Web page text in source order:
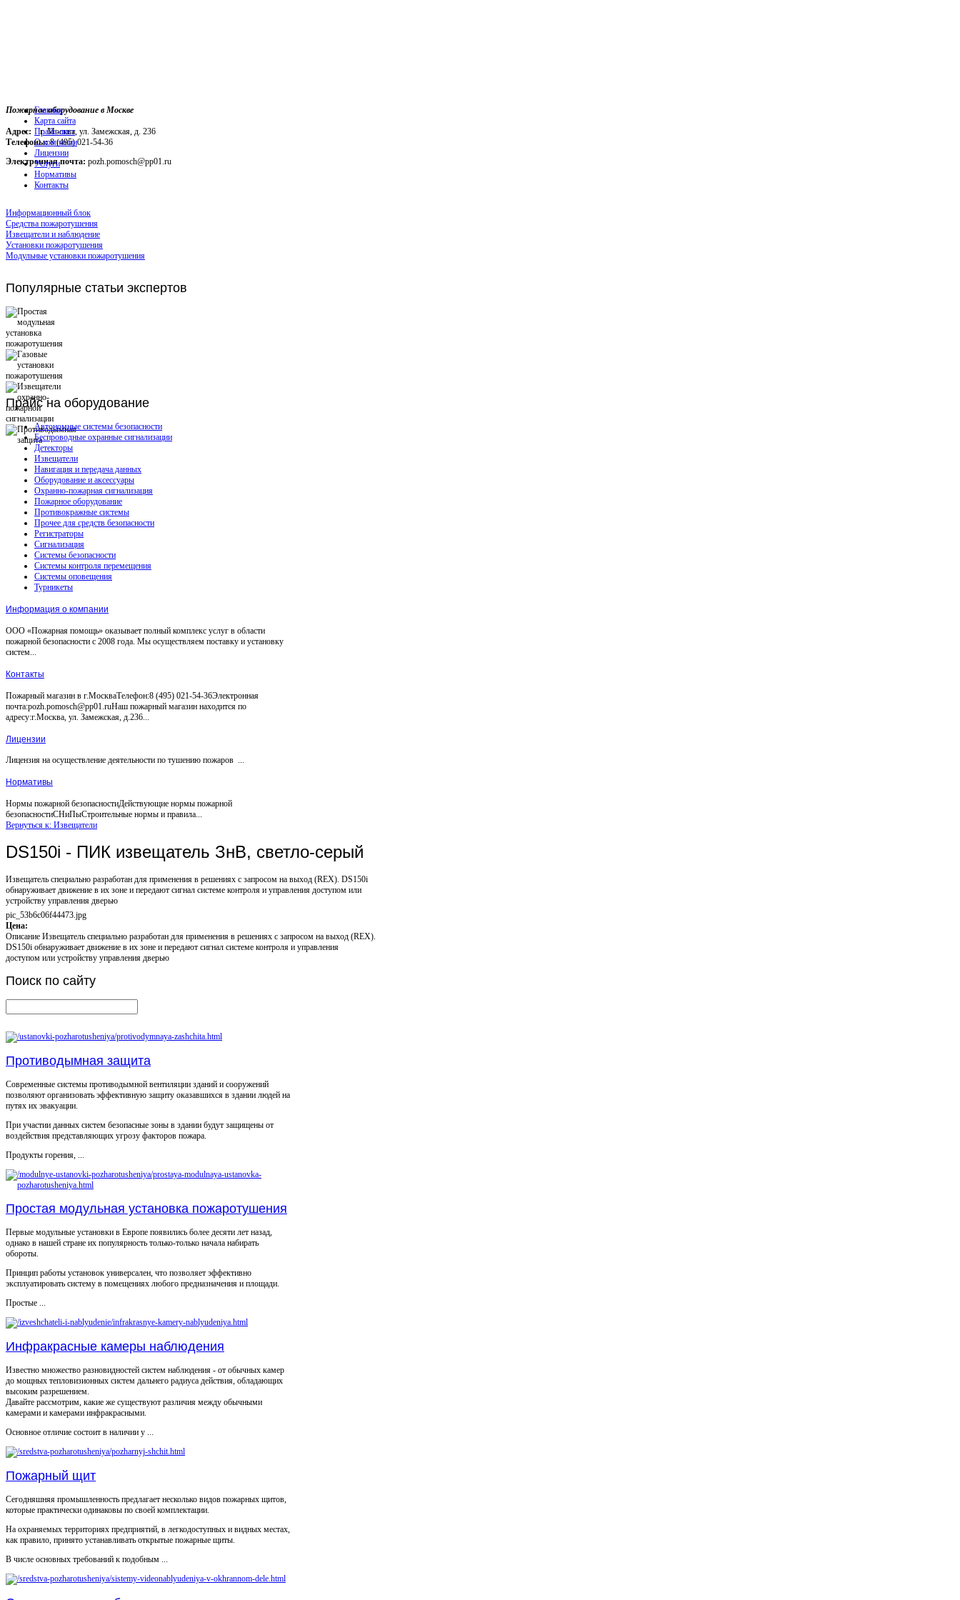
Пожарное оборудование в Москве
Адрес: г. Москва, ул. Замежская, д. 236
Телефоны:8 (495) 021-54-36
Электронная почта: pozh.pomosch@pp01.ru
Главная
Карта сайта
Прайс-лист
О компании
Лицензии
Услуги
Нормативы
Контакты
Информационный блок
Средства пожаротушения
Извещатели и наблюдение
Установки пожаротушения
Модульные установки пожаротушения
Популярные статьи экспертов
Прайсна оборудование
Автономные системы безопасности
Беспроводные охранные сигнализации
Детекторы
Извещатели
Навигация и передача данных
Оборудование и аксессуары
Охранно-пожарная сигнализация
Пожарное оборудование
Противокражные системы
Прочее для средств безопасности
Регистраторы
Сигнализация
Системы безопасности
Системы контроля перемещения
Системы оповещения
Турникеты
Информация о компании
ООО «Пожарная помощь» оказывает полный комплекс услуг в области
пожарной безопасности с 2008 года. Мы осуществляем поставку и установку
систем...
Контакты
Пожарный магазин в г.МоскваТелефон:8 (495) 021-54-36Электронная
почта:pozh.pomosch@pp01.ruНаш пожарный магазин находится по
адресу:г.Москва, ул. Замежская, д.236...
Лицензии
Лицензия на осуществление деятельности по тушению пожаров ...
Нормативы
Нормы пожарной безопасностиДействующие нормы пожарной
безопасностиСНиПыСтроительные нормы и правила...
Вернуться к: Извещатели
DS150i - ПИК извещатель ЗнВ, светло-серый
Извещатель специально разработан для применения в решениях с запросом на выход (REX). DS150i
обнаруживает движение в их зоне и передают сигнал системе контроля и управления доступом или
устройству управления дверью
pic_53b6c06f44473.jpg
Цена:
Описание Извещатель специально разработан для применения в решениях с запросом на выход (REX).
DS150i обнаруживает движение в их зоне и передают сигнал системе контроля и управления
доступом или устройству управления дверью
Поиск по сайту
Противодымная защита
Современные системы противодымной вентиляции зданий и сооружений
позволяют организовать эффективную защиту оказавшихся в здании людей на
путях их эвакуации.
При участии данных систем безопасные зоны в здании будут защищены от
воздействия представляющих угрозу факторов пожара.
Продукты горения, ...
Простая модульная установка пожаротушения
Первые модульные установки в Европе появились более десяти лет назад,
однако в нашей стране их популярность только-только начала набирать
обороты.
Принцип работы установок универсален, что позволяет эффективно
эксплуатировать систему в помещениях любого предназначения и площади.
Простые ...
Инфракрасные камеры наблюдения
Известно множество разновидностей систем наблюдения - от обычных камер
до мощных тепловизионных систем дальнего радиуса действия, обладающих
высоким разрешением.
Давайте рассмотрим, какие же существуют различия между обычными
камерами и камерами инфракрасными.
Основное отличие состоит в наличии у ...
Пожарный щит
Сегодняшняя промышленность предлагает несколько видов пожарных щитов,
которые практически одинаковы по своей комплектации.
На охраняемых территориях предприятий, в легкодоступных и видных местах,
как правило, принято устанавливать открытые пожарные щиты.
В числе основных требований к подобным ...